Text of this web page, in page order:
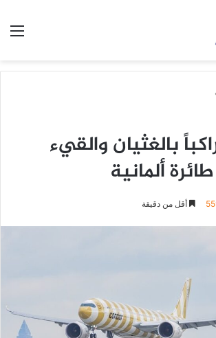
70 راكباً بالغثيان والقيء
ألمانية
أقل من دقيقة